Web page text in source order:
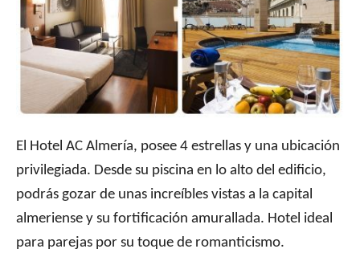
El Hotel AC Almería, posee 4 estrellas y una ubicación
privilegiada. Desde su piscina en lo alto del edificio,
podrás gozar de unas increíbles vistas a la capital
almeriense y su fortificación amurallada. Hotel ideal
para parejas por su toque de romanticismo.